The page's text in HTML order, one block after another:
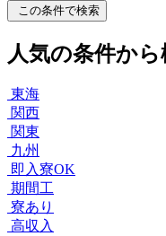
この条件で検索
人気の条件から
東海
関西
関東
九州
即入寮OK
期間工
寮あり
高収入